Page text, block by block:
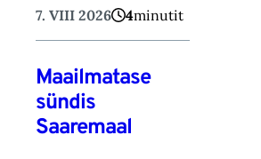
7. VIII 2026 4minutit
Maailmatase
sündis
Saaremaal